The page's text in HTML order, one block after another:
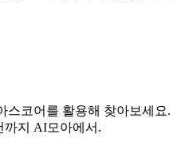
스코어를 활용해 찾아보세요.
까지 AI모아에서.